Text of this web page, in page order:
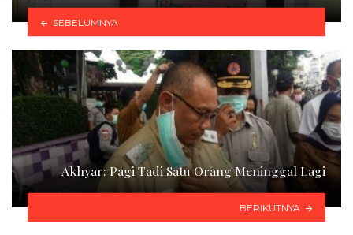
SEBELUMNYA
Akhyar: Pagi Tadi Satu Orang Meninggal Lagi
BERIKUTNYA